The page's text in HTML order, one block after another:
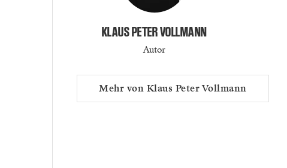
KLAUS PETER VOLLMANN
Autor
Mehr von Klaus Peter Vollmann